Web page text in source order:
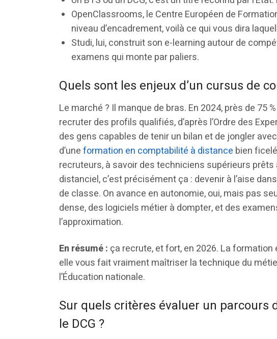
OpenClassrooms, le Centre Européen de
niveau d’encadrement, voilà ce qui vous dira
Studi, lui, construit son e-learning autour de
examens qui monte par paliers.
Quels sont les enjeux d’un cursus de
Le marché ? Il manque de bras. En 2024, près de 75
recruter des profils qualifiés, d’après l’Ordre des
des gens capables de tenir un bilan et de jongler
d’uneformation en comptabilité à distance bien
recruteurs, à savoir des techniciens supérieurs
distanciel, c’est précisément ça : devenir à l’aise
de classe. On avance en autonomie, oui, mais pas
dense, des logiciels métier à dompter, et des
l’approximation.
En résumé : ça recrute, et fort, en 2026. La
elle vous fait vraiment maîtriser la technique du
l’Éducation nationale.
Sur quels critères évaluer un parcours
le DCG ?